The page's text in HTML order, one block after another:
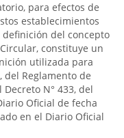
para efectos de
establecimientos
definición del concepto
constituye un
utilizada para
del Reglamento de
N° 433, del
Oficial de fecha
en el Diario Oficial